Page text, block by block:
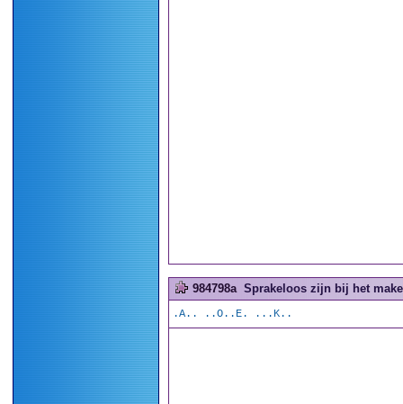
984798a Sprakeloos zijn bij het
.A.. ..O..E. ...K..